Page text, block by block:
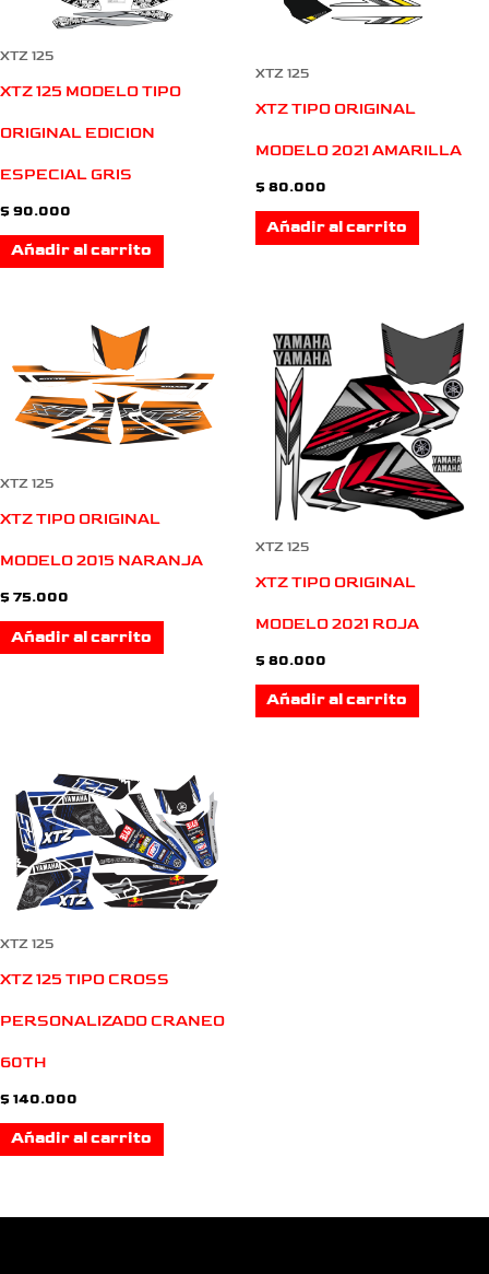
XTZ 125
XTZ 125 MODELO TIPO
ORIGINAL EDICION
ESPECIAL GRIS
$ 90.000
Añadir al carrito
XTZ 125
XTZ TIPO ORIGINAL
MODELO 2021 AMARILLA
$ 80.000
Añadir al carrito
XTZ 125
XTZ TIPO ORIGINAL
MODELO 2015 NARANJA
$ 75.000
Añadir al carrito
XTZ 125
XTZ TIPO ORIGINAL
MODELO 2021 ROJA
$ 80.000
Añadir al carrito
XTZ 125
XTZ 125 TIPO CROSS
PERSONALIZADO CRANEO
60TH
$ 140.000
Añadir al carrito